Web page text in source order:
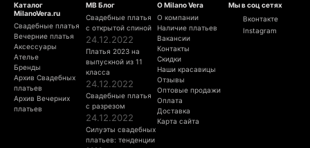
Каталог
MilanoVera.ru
Свадебные платья
Вечерние платья
Аксессуары
Ателье
Бренды
Архив Свадебных
платьев
Архив Вечерних
платьев
МВ Блог
Свадебные платья
с открытой спиной
24.12.2022
Платья 2023 на
выпускной из 11
класса
24.12.2022
Свадебные платья
с разрезом
24.12.2022
Силуэты свадебных
платьев: тенденции
О Milano Vera
О компании
Наличие платьев
Вакансии
Контакты
Скидки
Наши красавицы
Отзывы
Оптовые продажи
Оплата
Доставка
Карта сайта
Мы в соц сетях
Вконтакте
Instagram